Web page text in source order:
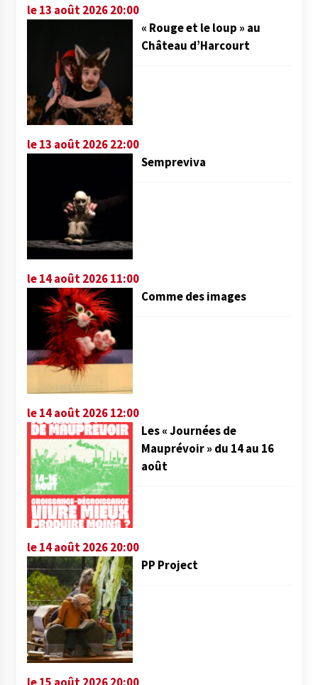
le 13 août 2026 20:00
« Rouge et le loup » au
Château d’Harcourt
le 13 août 2026 22:00
Sempreviva
le 14 août 2026 11:00
Comme des images
le 14 août 2026 12:00
Les « Journées de
Mauprévoir » du 14 au 16
août
le 14 août 2026 20:00
PP Project
le 15 août 2026 20:00